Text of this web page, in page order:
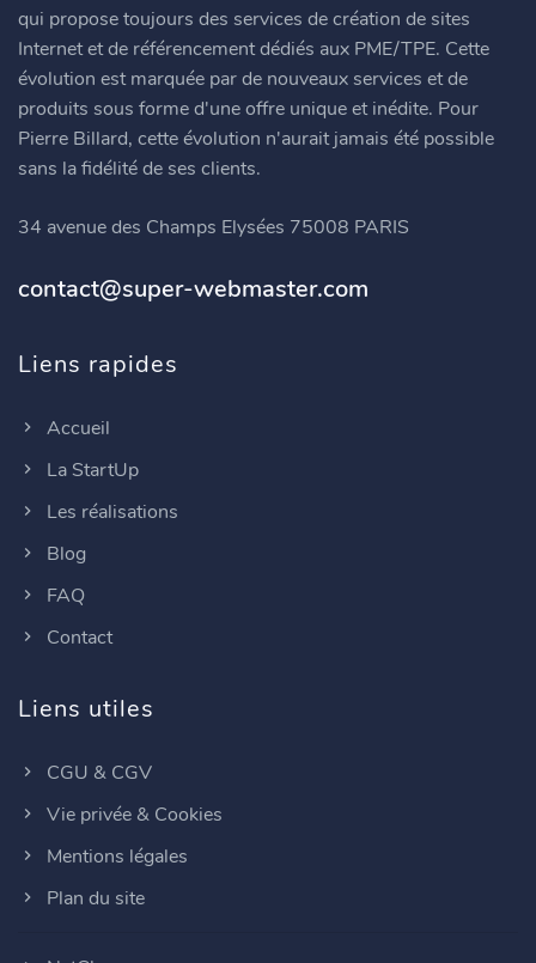
qui propose toujours des services de création de sites
Internet et de référencement dédiés aux PME/TPE. Cette
évolution est marquée par de nouveaux services et de
produits sous forme d'une offre unique et inédite. Pour
Pierre Billard, cette évolution n'aurait jamais été possible
sans la fidélité de ses clients.
34 avenue des Champs Elysées 75008 PARIS
contact@super-webmaster.com
Liens rapides
Accueil
La StartUp
Les réalisations
Blog
FAQ
Contact
Liens utiles
CGU & CGV
Vie privée & Cookies
Mentions légales
Plan du site